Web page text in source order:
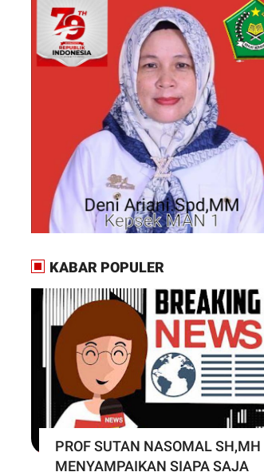
KABAR POPULER
PROF SUTAN NASOMAL SH,MH
MENYAMPAIKAN SIAPA SAJA